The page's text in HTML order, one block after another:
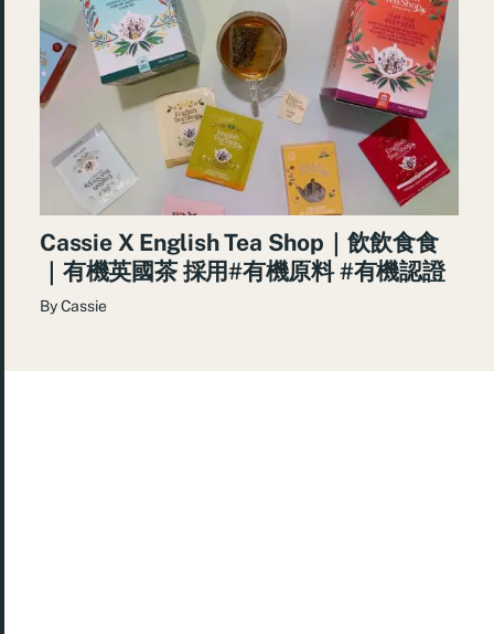
Cassie X English Tea Shop｜飲飲食食
｜有機英國茶 採用#有機原料 #有機認證
ByCassie